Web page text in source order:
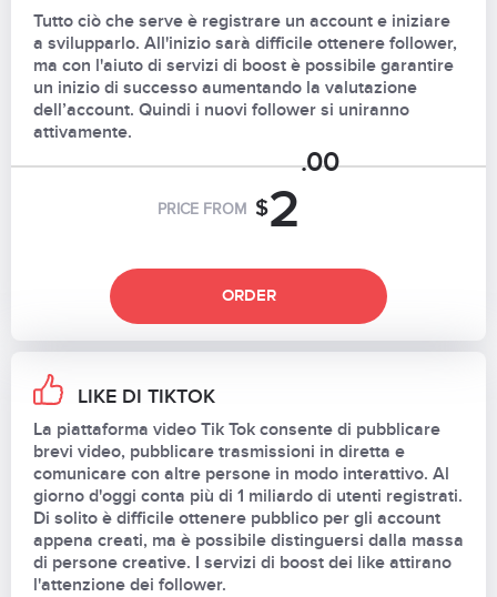
Tutto ciò che serve è registrare un account e iniziare
a svilupparlo. All'inizio sarà difficile ottenere follower,
ma con l'aiuto di servizi di boost è possibile garantire
un inizio di successo aumentando la valutazione
dell’account. Quindi i nuovi follower si uniranno
attivamente.
PRICE FROM $2
.00
ORDER
LIKE DI TIKTOK
La piattaforma video Tik Tok consente di pubblicare
brevi video, pubblicare trasmissioni in diretta e
comunicare con altre persone in modo interattivo. Al
giorno d'oggi conta più di 1 miliardo di utenti registrati.
Di solito è difficile ottenere pubblico per gli account
appena creati, ma è possibile distinguersi dalla massa
di persone creative. I servizi di boost dei like attirano
l'attenzione dei follower.